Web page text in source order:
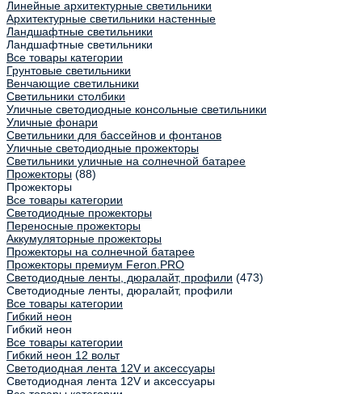
Линейные архитектурные светильники
Архитектурные светильники настенные
Ландшафтные светильники
Ландшафтные светильники
Все товары категории
Грунтовые светильники
Венчающие светильники
Светильники столбики
Уличные светодиодные консольные светильники
Уличные фонари
Светильники для бассейнов и фонтанов
Уличные светодиодные прожекторы
Светильники уличные на солнечной батарее
Прожекторы (88)
Прожекторы
Все товары категории
Светодиодные прожекторы
Переносные прожекторы
Аккумуляторные прожекторы
Прожекторы на солнечной батарее
Прожекторы премиум Feron.PRO
Светодиодные ленты, дюралайт, профили (473)
Светодиодные ленты, дюралайт, профили
Все товары категории
Гибкий неон
Гибкий неон
Все товары категории
Гибкий неон 12 вольт
Светодиодная лента 12V и аксессуары
Светодиодная лента 12V и аксессуары